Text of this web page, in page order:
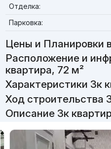
Отделка:
Парковка:
Цены и Планировки
Расположение и
квартира, 72 м²
Характеристики 3к
Ход строительства
Описание 3к